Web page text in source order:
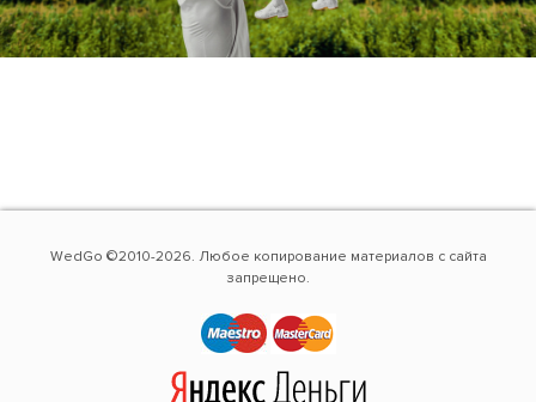
WedGo ©2010-2026. Любое копирование материалов с сайта
запрещено.